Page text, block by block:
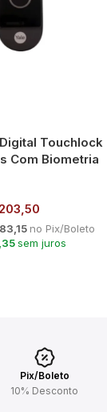
Touchlock
Com Biometria
203,50
no Pix/Boleto
sem juros
Pix/Boleto
10% Desconto